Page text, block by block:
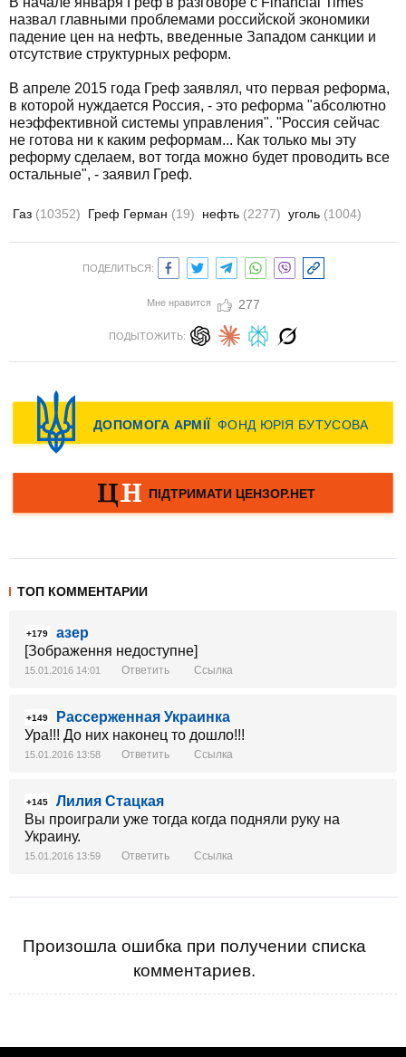
назвал главными проблемами российской экономики
падение цен на нефть, введенные Западом санкции и
отсутствие структурных реформ.
В апреле 2015 года Греф заявлял, что первая реформа,
в которой нуждается Россия, - это реформа "абсолютно
неэффективной системы управления". "Россия сейчас
не готова ни к каким реформам... Как только мы эту
реформу сделаем, вот тогда можно будет проводить все
остальные", - заявил Греф.
Газ (10352) Греф Герман (19) нефть (2277) уголь (1004)
ПОДЕЛИТЬСЯ:
Мне нравится 277
ПОДЫТОЖИТЬ:
ТОП КОММЕНТАРИИ
+179
азер
[Зображення недоступне]
15.01.2016 14:01 Ответить Ссылка
+149
Рассерженная Украинка
Ура!!! До них наконец то дошло!!!
15.01.2016 13:58 Ответить Ссылка
+145
Лилия Стацкая
Вы проиграли уже тогда когда подняли руку на
Украину.
15.01.2016 13:59 Ответить Ссылка
Произошла ошибка при получении списка
комментариев.